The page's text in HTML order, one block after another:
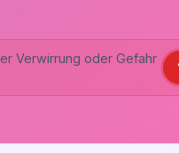
Verwirrung oder Gefahr